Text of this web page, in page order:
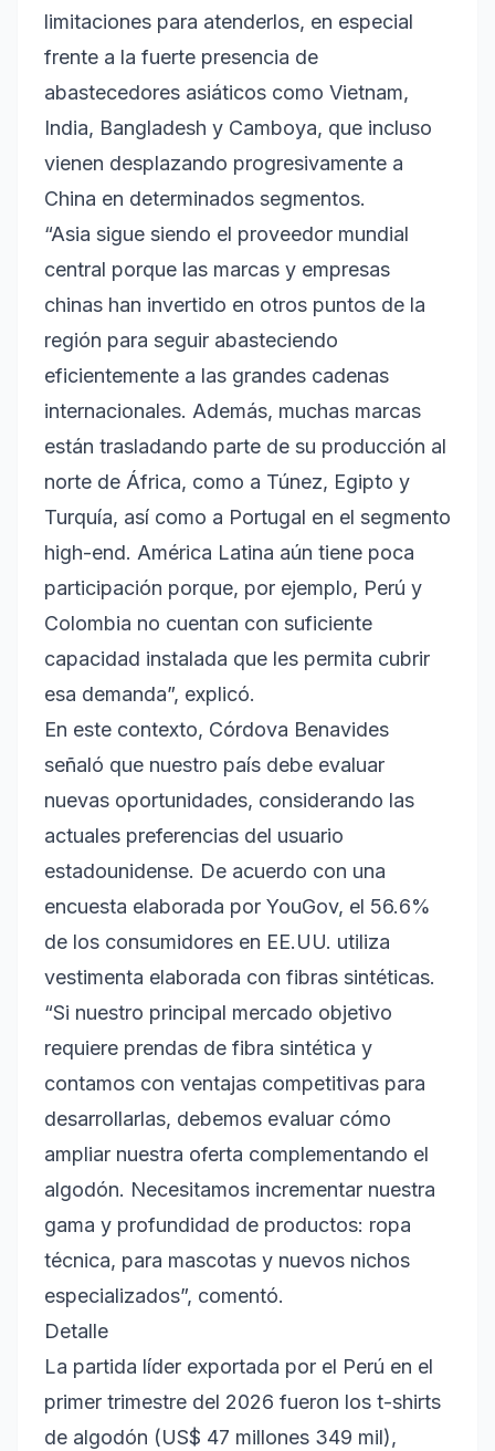
limitaciones para atenderlos, en especial
frente a la fuerte presencia de
abastecedores asiáticos como Vietnam,
India, Bangladesh y Camboya, que incluso
vienen desplazando progresivamente a
China en determinados segmentos.
“Asia sigue siendo el proveedor mundial
central porque las marcas y empresas
chinas han invertido en otros puntos de la
región para seguir abasteciendo
eficientemente a las grandes cadenas
internacionales. Además, muchas marcas
están trasladando parte de su producción al
norte de África, como a Túnez, Egipto y
Turquía, así como a Portugal en el segmento
high-end. América Latina aún tiene poca
participación porque, por ejemplo, Perú y
Colombia no cuentan con suficiente
capacidad instalada que les permita cubrir
esa demanda”, explicó.
En este contexto, Córdova Benavides
señaló que nuestro país debe evaluar
nuevas oportunidades, considerando las
actuales preferencias del usuario
estadounidense. De acuerdo con una
encuesta elaborada por YouGov, el 56.6%
de los consumidores en EE.UU. utiliza
vestimenta elaborada con fibras sintéticas.
“Si nuestro principal mercado objetivo
requiere prendas de fibra sintética y
contamos con ventajas competitivas para
desarrollarlas, debemos evaluar cómo
ampliar nuestra oferta complementando el
algodón. Necesitamos incrementar nuestra
gama y profundidad de productos: ropa
técnica, para mascotas y nuevos nichos
especializados”, comentó.
Detalle
La partida líder exportada por el Perú en el
primer trimestre del 2026 fueron los t-shirts
de algodón (US$ 47 millones 349 mil),